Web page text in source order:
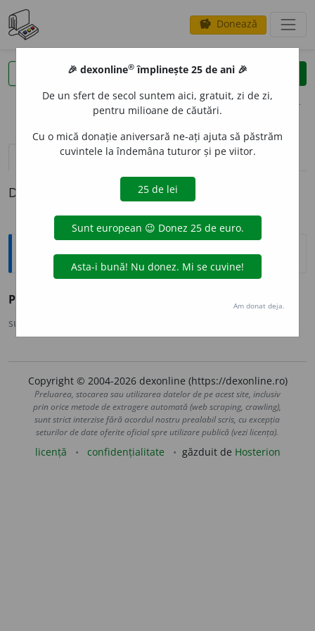
savings Donează
clear
opțiuni
definiții (1) pronunțievolume_up (1)
Definiția cu ID-ul 430983:
Explicative DEX
PEJORAT
sursa:
Copyright © 2004-2026 dexonline (https://dexonline.ro)
Preluarea, stocarea sau utilizarea datelor de pe acest site, inclusiv
prin orice metode de extragere automată (web scraping, crawling),
sunt strict interzise fără acordul nostru prealabil scris, cu excepția
seturilor de date oferite oficial spre utilizare publică (vezi licența).
licență confidențialitate găzduit de Hosterion
🎉 dexonline® împlinește 25 de ani 🎉
De un sfert de secol suntem aici, gratuit, zi de zi,
pentru milioane de căutări.
Cu o mică donație aniversară ne-ați ajuta să păstrăm
cuvintele la îndemâna tuturor și pe viitor.
Am donat deja.